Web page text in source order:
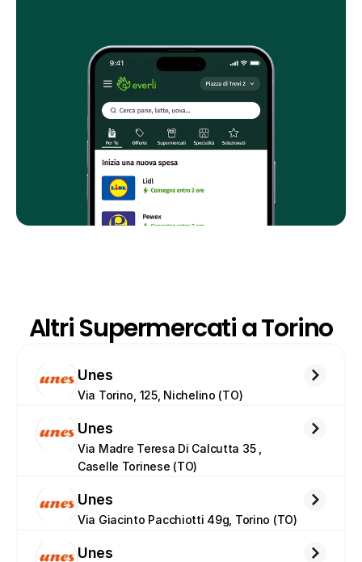
Altri Supermercati a Torino
Unes
Via Torino, 125, Nichelino (TO)
Unes
Via Madre Teresa Di Calcutta 35 ,
Caselle Torinese (TO)
Unes
Via Giacinto Pacchiotti 49g, Torino (TO)
Unes